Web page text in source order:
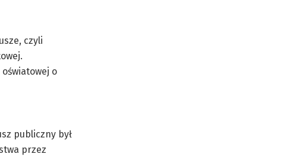
czyli
o
publiczny był
przez